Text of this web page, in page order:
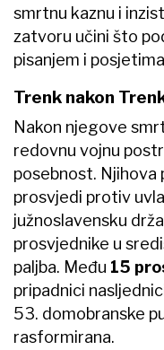
smrtnu kaznu i
zatvoru učini što
pisanjem i
Trenk nakon
Nakon njegove
redovnu vojnu
posebnost. Njihova
prosvjedi protiv
južnoslavensku
prosvjednike u
paljba. Među 15
pripadnici
53. domobranske
rasformirana.